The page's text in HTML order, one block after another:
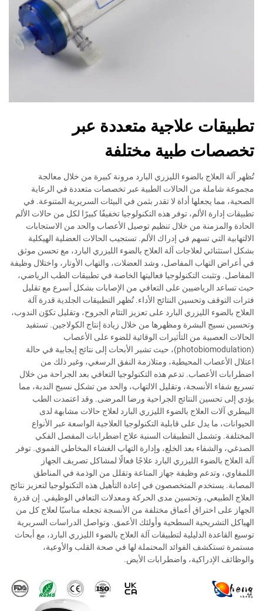
تطبيقات علاجية متعددة عبر
تخصصات طبية مختلفة
تُظهر آلة العلاج بالضوء الليزري البارد مرونة كبيرة من خلال معالجة
مجموعة شاملة من الحالات الطبية عبر تخصصات متعددة في الرعاية
الصحية، مما يجعلها أداة لا تقدر بثمن في البيئات السريرية المتنوعة. في
تطبيقات إدارة الألم، توفر هذه التكنولوجيا تخفيفًا كبيرًا لكل من حالات الألم
الحادة والمزمنة من خلال تنظيم توصيل الأعصاب والحد من الاستجابات
الالتهابية التي تسهم في إدراك الألم. تستجيب الحالات العضلية الهيكلية
بشكل استثنائي لعلاجات آلة العلاج بالضوء الليزري البارد، مع تحسن موثق
في أعراض التهاب المفاصل، وشد العضلات، والتهاب الأوتار، واختلال وظيفة
المفاصل. وتثبت التكنولوجيا فعاليتها الخاصة في تطبيقات الطب الرياضي،
حيث تساعد الرياضيين على التعافي من الإصابات بشكل أسرع مع تقليل
فترات التوقف وتحسين النتائج الأداء. تُظهر التطبيقات الجلدية قدرة آلة
العلاج بالضوء الليزري البارد على تعزيز التئام الجروح، وتقليل تكوّن الندوب،
وتحسين نسيج البشرة ومظهرها من خلال زيادة إنتاج الكولاجين. تستفيد
الحالات العصبية من التأثيرات الوقائية للضوء على الأعصاب
(photobiomodulation)، حيث تشير الأبحاث إلى نتائج إيجابية في حالة
اعتلال الأعصاب المحيطية، ومتلازمة النفق الرسغي، وغير ذلك من
اضطرابات الأعصاب. تدعم هذه التكنولوجيا التعافي بعد الجراحة من خلال
تسريع شفاء الأنسجة، وتقليل الالتهاب، والحد من تشكل نسيج الندبة، مما
يؤدي إلى تحسين النتائج الجراحية ورضا المرضى. وقد اعتمدت الطب
البيطري آلات العلاج بالضوء الليزري البارد لعلاج حالات مشابهة لدى
الحيوانات، ما يدل على قابلية التكنولوجيا العلاجية الواسعة عبر الأنواع
المختلفة. وتشمل التطبيقات السنية علاج اضطرابات المفصل الفكي
الصدغي، والشفاء بعد الخلع، وإدارة التهاب الغشاء المخاطي الفموي. توفر
آلة العلاج بالضوء الليزري البارد علاجًا فعالًا لمشاكل تصريف الجهاز
اللمفاوي، وتدعم وظيفة جهاز المناعة وتقلل من الوذمة في المناطق
المصابة. يستخدم المتخصصون في إعادة التأهيل هذه التكنولوجيا لتعزيز نتائج
العلاج الطبيعي، وتحسين مدى الحركة ومعدلات التعافي الوظيفي. إن قدرة
الجهاز على اختراق أعماق مختلفة من الأنسجة تجعله مناسبًا لعلاج كل من
الهياكل التشريحية السطحية وأولئك الأعمق. وتواصل الدراسات السريرية
توسيع القاعدة الدليلية لتطبيقات آلة العلاج بالضوء الليزري البارد، مع أبحاث
مستمرة تستكشف الفوائد المحتملة لها في صحة القلب والأوعية،
والوظائف الإدراكية، واضطرابات الأيض.